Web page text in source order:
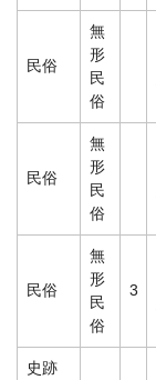
民俗
無
形
民
俗
民俗
無
形
民
俗
民俗
無
形
民
俗
3
史跡